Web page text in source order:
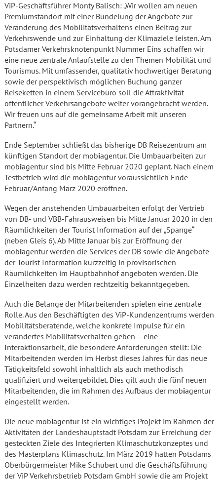
ViP-Geschäftsführer Monty Balisch: „Wir wollen am neuen
Premiumstandort mit einer Bündelung der Angebote zur
Veränderung des Mobilitätsverhaltens einen Beitrag zur
Verkehrswende und zur Einhaltung der Klimaziele leisten. Am
Potsdamer Verkehrsknotenpunkt Nummer Eins schaffen wir
eine neue zentrale Anlaufstelle zu den Themen Mobilität und
Tourismus. Mit umfassender, qualitativ hochwertiger Beratung
sowie der perspektivisch möglichen Buchung ganzer
Reiseketten in einem Servicebüro soll die Attraktivität
öffentlicher Verkehrsangebote weiter vorangebracht werden.
Wir freuen uns auf die gemeinsame Arbeit mit unseren
Partnern.“
Ende September schließt das bisherige DB Reisezentrum am
künftigen Standort der mobiagentur. Die Umbauarbeiten zur
mobiagentur sind bis Mitte Februar 2020 geplant. Nach einem
Testbetrieb wird die mobiagentur voraussichtlich Ende
Februar/Anfang März 2020 eröffnen.
Wegen der anstehenden Umbauarbeiten erfolgt der Vertrieb
von DB- und VBB-Fahrausweisen bis Mitte Januar 2020 in den
Räumlichkeiten der Tourist Information auf der „Spange“
(neben Gleis 6). Ab Mitte Januar bis zur Eröffnung der
mobiagentur werden die Services der DB sowie die Angebote
der Tourist Information kurzzeitig in provisorischen
Räumlichkeiten im Hauptbahnhof angeboten werden. Die
Einzelheiten dazu werden rechtzeitig bekanntgegeben.
Auch die Belange der Mitarbeitenden spielen eine zentrale
Rolle. Aus den Beschäftigten des ViP-Kundenzentrums werden
Mobilitätsberatende, welche konkrete Impulse für ein
verändertes Mobilitätsverhalten geben – eine
Interaktionsarbeit, die besondere Anforderungen stellt: Die
Mitarbeitenden werden im Herbst dieses Jahres für das neue
Tätigkeitsfeld sowohl inhaltlich als auch methodisch
qualifiziert und weitergebildet. Dies gilt auch die fünf neuen
Mitarbeitenden, die im Rahmen des Aufbaus der mobiagentur
eingestellt werden.
Die neue mobiagentur ist ein wichtiges Projekt im Rahmen der
Aktivitäten der Landeshauptstadt Potsdam zur Erreichung der
gesteckten Ziele des Integrierten Klimaschutzkonzeptes und
des Masterplans Klimaschutz. Im März 2019 hatten Potsdams
Oberbürgermeister Mike Schubert und die Geschäftsführung
der ViP Verkehrsbetrieb Potsdam GmbH sowie die am Projekt